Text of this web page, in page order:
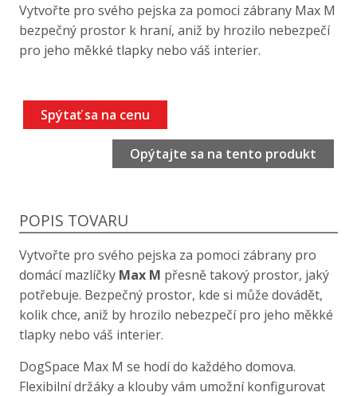
Vytvořte pro svého pejska za pomoci zábrany Max M
bezpečný prostor k hraní, aniž by hrozilo nebezpečí
pro jeho měkké tlapky nebo váš interier.
Spýtať sa na cenu
Opýtajte sa na tento produkt
POPIS TOVARU
Vytvořte pro svého pejska za pomoci zábrany pro
domácí mazlíčky Max M přesně takový prostor, jaký
potřebuje. Bezpečný prostor, kde si může dovádět,
kolik chce, aniž by hrozilo nebezpečí pro jeho měkké
tlapky nebo váš interier.
DogSpace Max M se hodí do každého domova.
Flexibilní držáky a klouby vám umožní konfigurovat